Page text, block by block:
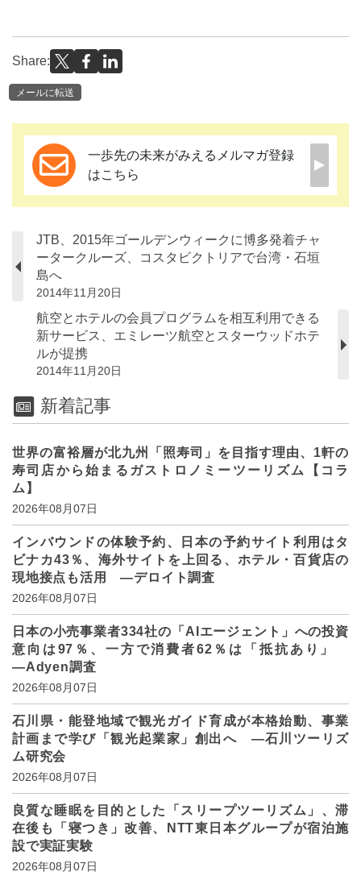
Share:
メールに転送
一歩先の未来がみえるメルマガ登録
はこちら
JTB、2015年ゴールデンウィークに博多発着チャ
ータークルーズ、コスタビクトリアで台湾・石垣
島へ
2014年11月20日
航空とホテルの会員プログラムを相互利用できる
新サービス、エミレーツ航空とスターウッドホテ
ルが提携
2014年11月20日
新着記事
世界の富裕層が北九州「照寿司」を目指す理由、1軒の
寿司店から始まるガストロノミーツーリズム【コラ
ム】
2026年08月07日
インバウンドの体験予約、日本の予約サイト利用はタ
ビナカ43％、海外サイトを上回る、ホテル・百貨店の
現地接点も活用 ―デロイト調査
2026年08月07日
日本の小売事業者334社の「AIエージェント」への投資
意向は97％、一方で消費者62％は「抵抗あり」
―Adyen調査
2026年08月07日
石川県・能登地域で観光ガイド育成が本格始動、事業
計画まで学び「観光起業家」創出へ ―石川ツーリズ
ム研究会
2026年08月07日
良質な睡眠を目的とした「スリープツーリズム」、滞
在後も「寝つき」改善、NTT東日本グループが宿泊施
設で実証実験
2026年08月07日